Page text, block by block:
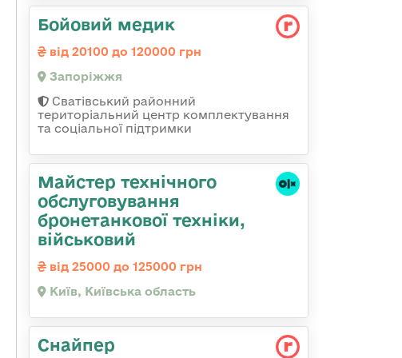
Бойовий медик
від 20100 до 120000 грн
Запоріжжя
Сватівський районний
територіальний центр комплектування
та соціальної підтримки
Майстер технічного
обслуговування
бронетанкової техніки,
військовий
від 25000 до 125000 грн
Київ, Київська область
Снайпер